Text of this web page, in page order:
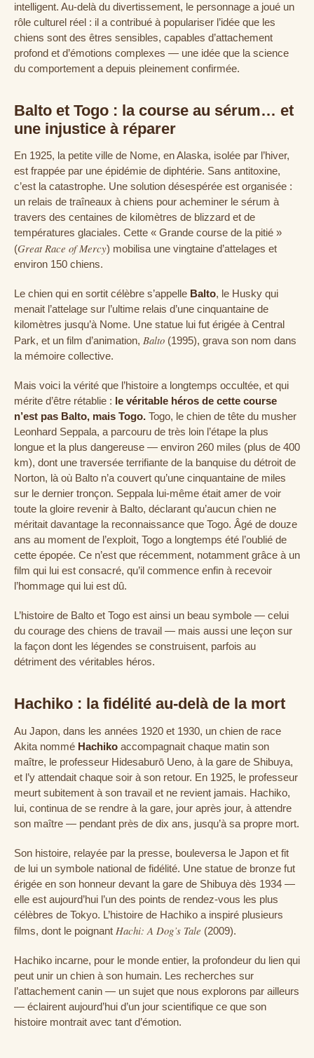
intelligent. Au-delà du divertissement, le personnage a joué un
rôle culturel réel : il a contribué à populariser l’idée que les
chiens sont des êtres sensibles, capables d’attachement
profond et d’émotions complexes — une idée que la science
du comportement a depuis pleinement confirmée.
Balto et Togo : la course au sérum… et
une injustice à réparer
En 1925, la petite ville de Nome, en Alaska, isolée par l’hiver,
est frappée par une épidémie de diphtérie. Sans antitoxine,
c’est la catastrophe. Une solution désespérée est organisée :
un relais de traîneaux à chiens pour acheminer le sérum à
travers des centaines de kilomètres de blizzard et de
températures glaciales. Cette « Grande course de la pitié »
(Great Race of Mercy) mobilisa une vingtaine d’attelages et
environ 150 chiens.
Le chien qui en sortit célèbre s’appelle Balto, le Husky qui
menait l’attelage sur l’ultime relais d’une cinquantaine de
kilomètres jusqu’à Nome. Une statue lui fut érigée à Central
Park, et un film d’animation, Balto (1995), grava son nom dans
la mémoire collective.
Mais voici la vérité que l’histoire a longtemps occultée, et qui
mérite d’être rétablie : le véritable héros de cette course
n’est pas Balto, mais Togo. Togo, le chien de tête du musher
Leonhard Seppala, a parcouru de très loin l’étape la plus
longue et la plus dangereuse — environ 260 miles (plus de 400
km), dont une traversée terrifiante de la banquise du détroit de
Norton, là où Balto n’a couvert qu’une cinquantaine de miles
sur le dernier tronçon. Seppala lui-même était amer de voir
toute la gloire revenir à Balto, déclarant qu’aucun chien ne
méritait davantage la reconnaissance que Togo. Âgé de douze
ans au moment de l’exploit, Togo a longtemps été l’oublié de
cette épopée. Ce n’est que récemment, notamment grâce à un
film qui lui est consacré, qu’il commence enfin à recevoir
l’hommage qui lui est dû.
L’histoire de Balto et Togo est ainsi un beau symbole — celui
du courage des chiens de travail — mais aussi une leçon sur
la façon dont les légendes se construisent, parfois au
détriment des véritables héros.
Hachiko : la fidélité au-delà de la mort
Au Japon, dans les années 1920 et 1930, un chien de race
Akita nommé Hachiko accompagnait chaque matin son
maître, le professeur Hidesaburō Ueno, à la gare de Shibuya,
et l’y attendait chaque soir à son retour. En 1925, le professeur
meurt subitement à son travail et ne revient jamais. Hachiko,
lui, continua de se rendre à la gare, jour après jour, à attendre
son maître — pendant près de dix ans, jusqu’à sa propre mort.
Son histoire, relayée par la presse, bouleversa le Japon et fit
de lui un symbole national de fidélité. Une statue de bronze fut
érigée en son honneur devant la gare de Shibuya dès 1934 —
elle est aujourd’hui l’un des points de rendez-vous les plus
célèbres de Tokyo. L’histoire de Hachiko a inspiré plusieurs
films, dont le poignant Hachi: A Dog’s Tale (2009).
Hachiko incarne, pour le monde entier, la profondeur du lien qui
peut unir un chien à son humain. Les recherches sur
l’attachement canin — un sujet que nous explorons par ailleurs
— éclairent aujourd’hui d’un jour scientifique ce que son
histoire montrait avec tant d’émotion.